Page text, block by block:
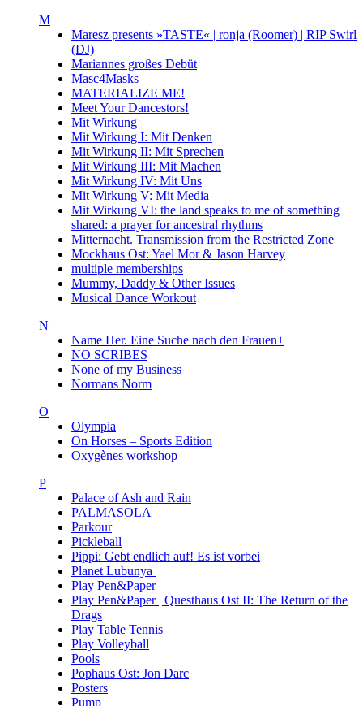
M
Maresz presents »TASTE« | ronja (Roomer) | RIP Swirl
(DJ)
Mariannes großes Debüt
Masc4Masks
MATERIALIZE ME!
Meet Your Dancestors!
Mit Wirkung
Mit Wirkung I: Mit Denken
Mit Wirkung II: Mit Sprechen
Mit Wirkung III: Mit Machen
Mit Wirkung IV: Mit Uns
Mit Wirkung V: Mit Media
Mit Wirkung VI: the land speaks to me of something
shared: a prayer for ancestral rhythms
Mitternacht. Transmission from the Restricted Zone
Mockhaus Ost: Yael Mor & Jason Harvey
multiple memberships
Mummy, Daddy & Other Issues
Musical Dance Workout
N
Name Her. Eine Suche nach den Frauen+
NO SCRIBES
None of my Business
Normans Norm
O
Olympia
On Horses – Sports Edition
Oxygènes workshop
P
Palace of Ash and Rain
PALMASOLA
Parkour
Pickleball
Pippi: Gebt endlich auf! Es ist vorbei
Planet Lubunya
Play Pen&Paper
Play Pen&Paper | Questhaus Ost II: The Return of the
Drags
Play Table Tennis
Play Volleyball
Pools
Pophaus Ost: Jon Darc
Posters
Pump